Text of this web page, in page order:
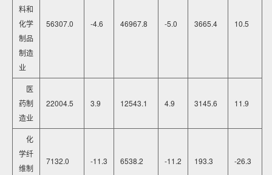
料和
化学
制品
制造
业
56307.0 -4.6 46967.8 -5.0 3665.4 10.5
医
药制
造业
22004.5 3.9 12543.1 4.9 3145.6 11.9
化
学纤
维制
7132.0 -11.3 6538.2 -11.2 193.3 -26.3